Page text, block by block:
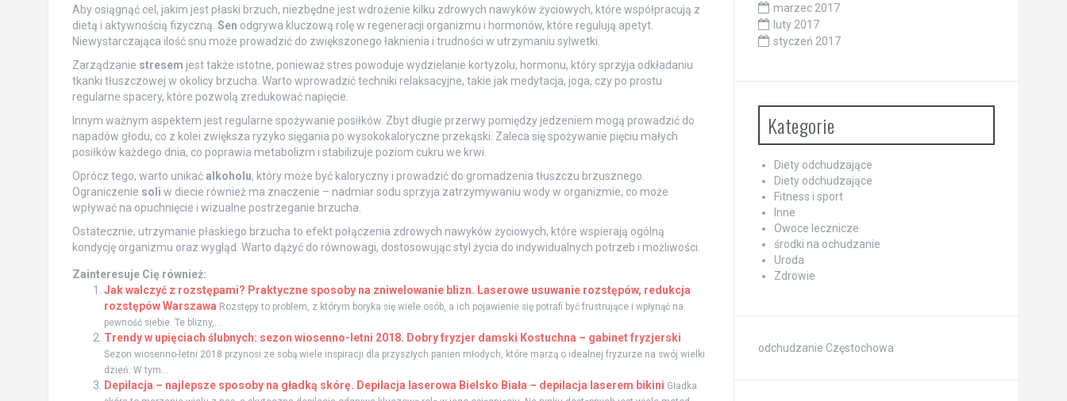
Aby osiągnąć cel, jakim jest płaski brzuch, niezbędne jest wdrożenie kilku zdrowych nawyków życiowych, które współpracują z
dietą i aktywnością fizyczną. Sen odgrywa kluczową rolę w regeneracji organizmu i hormonów, które regulują apetyt.
Niewystarczająca ilość snu może prowadzić do zwiększonego łaknienia i trudności w utrzymaniu sylwetki.
Zarządzanie stresem jest także istotne, ponieważ stres powoduje wydzielanie kortyzolu, hormonu, który sprzyja odkładaniu
tkanki tłuszczowej w okolicy brzucha. Warto wprowadzić techniki relaksacyjne, takie jak medytacja, joga, czy po prostu
regularne spacery, które pozwolą zredukować napięcie.
Innym ważnym aspektem jest regularne spożywanie posiłków. Zbyt długie przerwy pomiędzy jedzeniem mogą prowadzić do
napadów głodu, co z kolei zwiększa ryzyko sięgania po wysokokaloryczne przekąski. Zaleca się spożywanie pięciu małych
posiłków każdego dnia, co poprawia metabolizm i stabilizuje poziom cukru we krwi.
Oprócz tego, warto unikaćalkoholu, który może być kaloryczny i prowadzić do gromadzenia tłuszczu brzusznego.
Ograniczenie soli w diecie również ma znaczenie – nadmiar sodu sprzyja zatrzymywaniu wody w organizmie, co może
wpływać na opuchnięcie i wizualne postrzeganie brzucha.
Ostatecznie, utrzymanie płaskiego brzucha to efekt połączenia zdrowych nawyków życiowych, które wspierają ogólną
kondycję organizmu oraz wygląd. Warto dążyć do równowagi, dostosowując styl życia do indywidualnych potrzeb i możliwości.
Zainteresuje Cię również:
Jak walczyć z rozstępami? Praktyczne sposoby na zniwelowanie blizn. Laserowe usuwanie rozstępów, redukcja
rozstępów Warszawa Rozstępy to problem, z którym boryka się wiele osób, a ich pojawienie się potrafi być frustrujące i wpłynąć na
pewność siebie. Te blizny,...
Trendy w upięciach ślubnych: sezon wiosenno-letni 2018. Dobry fryzjer damski Kostuchna – gabinet fryzjerski
Sezon wiosenno-letni 2018 przynosi ze sobą wiele inspiracji dla przyszłych panien młodych, które marzą o idealnej fryzurze na swój wielki
dzień. W tym...
Depilacja – najlepsze sposoby na gładką skórę. Depilacja laserowa Bielsko Biała – depilacja laserem bikini Gładka
marzec 2017
luty 2017
styczeń 2017
Kategorie
Diety odchudzające
Diety odchudzające
Fitness i sport
Inne
Owoce lecznicze
środki na ochudzanie
Uroda
Zdrowie
odchudzanie Częstochowa